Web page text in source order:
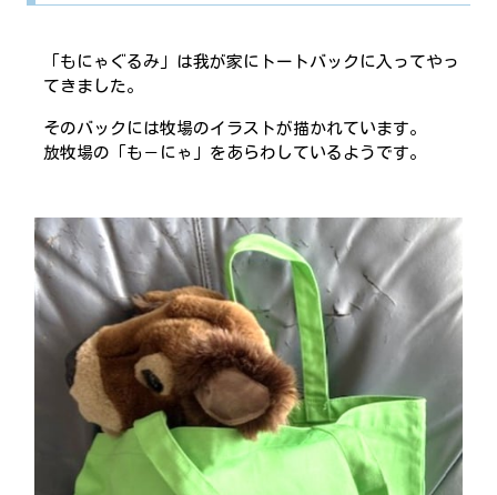
「もにゃぐるみ」は我が家にトートバックに入ってやっ
てきました。
そのバックには牧場のイラストが描かれています。
放牧場の「も－にゃ」をあらわしているようです。